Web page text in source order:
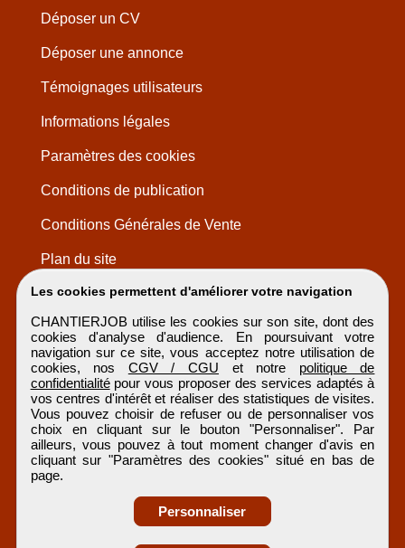
Les cookies permettent d'améliorer votre navigation
CHANTIERJOB utilise les cookies sur son site, dont des
cookies d'analyse d'audience. En poursuivant votre
navigation sur ce site, vous acceptez notre utilisation de
cookies, nos CGV / CGU et notre politique de
confidentialitépour vous proposer des services adaptés à
vos centres d'intérêt et réaliser des statistiques de visites.
Vous pouvez choisir de refuser ou de personnaliser vos
choix en cliquant sur le bouton "Personnaliser". Par
ailleurs, vous pouvez à tout moment changer d'avis en
cliquant sur "Paramètres des cookies" situé en bas de
page.
Personnaliser
Déposer un CV
Déposer une annonce
Témoignages utilisateurs
Informations légales
Paramètres des cookies
Conditions de publication
Conditions Générales de Vente
Plan du site